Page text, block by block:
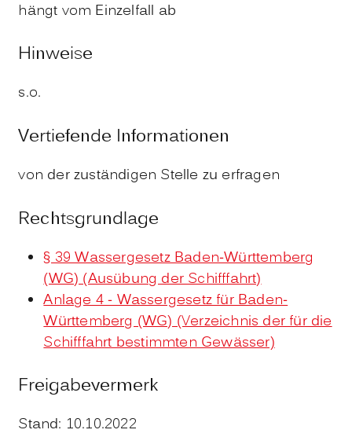
hängt vom Einzelfall ab
Hinweise
s.o.
Vertiefende Informationen
von der zuständigen Stelle zu erfragen
Rechtsgrundlage
§ 39 Wassergesetz Baden-Württemberg
(WG) (Ausübung der Schifffahrt)
Anlage 4 - Wassergesetz für Baden-
Württemberg (WG) (Verzeichnis der für die
Schifffahrt bestimmten Gewässer)
Freigabevermerk
Stand: 10.10.2022